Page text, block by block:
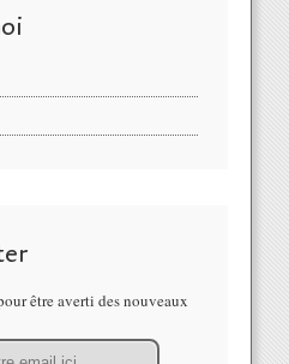
être averti des nouveaux